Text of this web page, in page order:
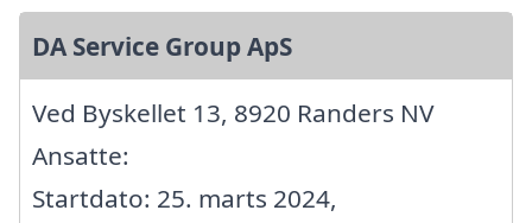
DA Service Group ApS
Ved Byskellet 13, 8920 Randers NV
Ansatte:
Startdato: 25. marts 2024,